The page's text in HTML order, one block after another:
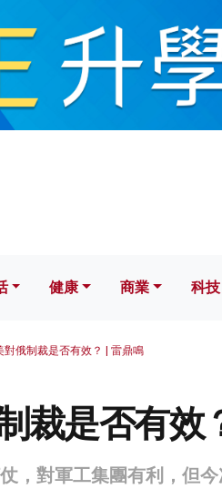
健康 科技
健康 商業 科技
對俄制裁是否有效？ | 雷鼎鳴
裁是否有效
，對軍工集團有利，但